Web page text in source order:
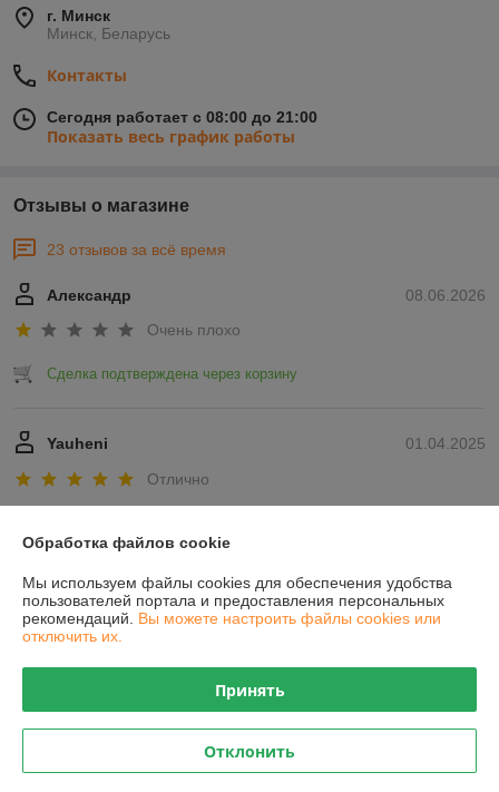
г. Минск
Минск, Беларусь
Контакты
Сегодня работает с 08:00 до 21:00
Показать весь график работы
Отзывы о магазине
23 отзывов за всё время
08.06.2026
Александр
Очень плохо
Сделка подтверждена через корзину
01.04.2025
Yauheni
Отлично
О нас
Обработка файлов cookie
Мы используем файлы cookies для обеспечения удобства
пользователей портала и предоставления персональных
рекомендаций. Вы можете настроить файлы cookies или
отключить их.
Принять
Отклонить